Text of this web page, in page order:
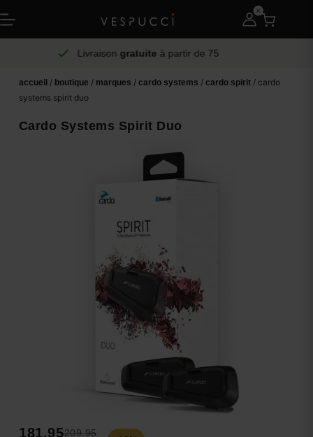
Livraison gratuite à partir de 75
accueil / boutique / marques / cardo systems / cardo spirit/ cardo
systems spirit duo
Cardo Systems Spirit Duo
209,95
181,95